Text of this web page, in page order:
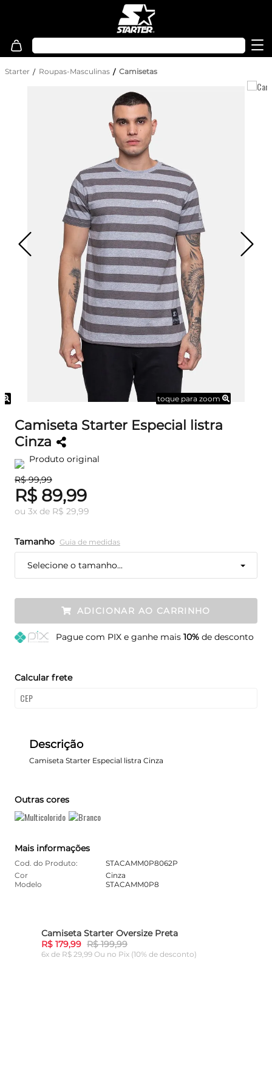
Starter Roupas-Masculinas Camisetas
toque para zoom
Camiseta Starter Especial listra
Cinza
Produto original
R$ 99,99
R$ 89,99
ou 3x de R$ 29,99
Tamanho Guia de medidas
Selecione o tamanho...
ADICIONAR AO CARRINHO
Pague com PIX e ganhe mais 10%de desconto
Calcular frete
Descrição
Camiseta Starter Especial listra Cinza
Outras cores
Mais informações
Cod. do Produto:
STACAMM0P8062P
Cor
Cinza
Modelo
STACAMM0P8
Camiseta Starter Oversize Preta
R$ 179,99 R$ 199,99
6x de R$ 29,99 Ou no Pix (10% de desconto)